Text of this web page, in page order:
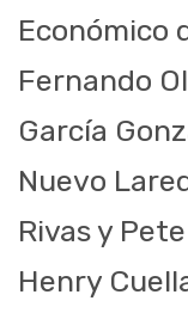
Económico
Fernando
García
Nuevo
Rivas y
Henry